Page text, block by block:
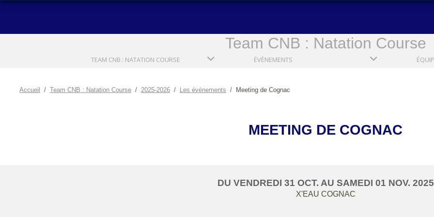
Team CNB : Natation Course
TEAM CNB : NATATION COURSE ÉVÈNEMENTS
Accueil Team CNB : Natation Course 2025-2026 Les évènements Meeting de Cognac
MEETING DE COGNAC
DU VENDREDI 31 OCT. AU SAMEDI 01 NOV. 2025
X'EAU COGNAC